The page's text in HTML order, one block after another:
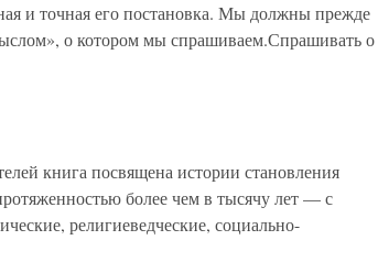
и точная его постановка. Мы должны прежде
о котором мы спрашиваем.Спрашивать о
книга посвящена истории становления
более чем в тысячу лет — с
религиеведческие, социально-